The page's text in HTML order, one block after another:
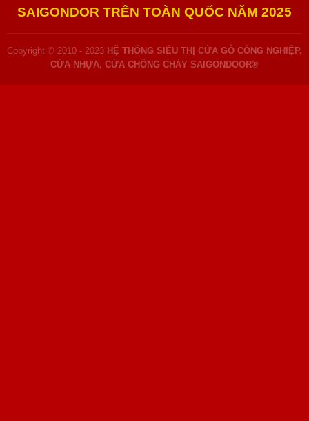
SAIGONDOR TRÊN TOÀN QUỐC NĂM 2025
Copyright © 2010 - 2023 HỆ THỐNG SIÊU THỊ CỬA GỖ CÔNG NGHIỆP,
CỬA NHỰA, CỬA CHỐNG CHÁY SAIGONDOOR®